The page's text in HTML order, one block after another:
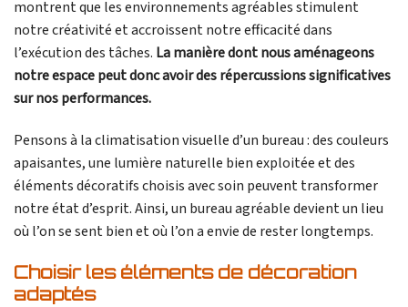
montrent que les environnements agréables stimulent
notre créativité et accroissent notre efficacité dans
l’exécution des tâches. La manière dont nous aménageons
notre espace peut donc avoir des répercussions significatives
sur nos performances.
Pensons à la climatisation visuelle d’un bureau : des couleurs
apaisantes, une lumière naturelle bien exploitée et des
éléments décoratifs choisis avec soin peuvent transformer
notre état d’esprit. Ainsi, un bureau agréable devient un lieu
où l’on se sent bien et où l’on a envie de rester longtemps.
Choisir les éléments de décoration
adaptés